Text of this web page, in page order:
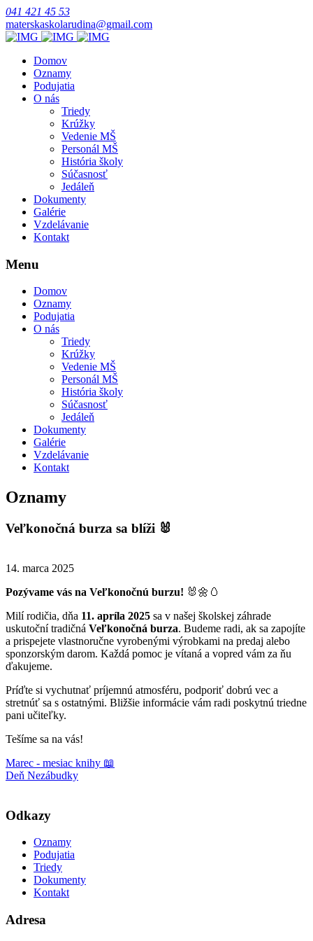
041 421 45 53
materskaskolarudina@gmail.com
Domov
Oznamy
Podujatia
O nás
Triedy
Krúžky
Vedenie MŠ
Personál MŠ
História školy
Súčasnosť
Jedáleň
Dokumenty
Galérie
Vzdelávanie
Kontakt
Menu
Domov
Oznamy
Podujatia
O nás
Triedy
Krúžky
Vedenie MŠ
Personál MŠ
História školy
Súčasnosť
Jedáleň
Dokumenty
Galérie
Vzdelávanie
Kontakt
Oznamy
Veľkonočná burza sa blíži 🐰
14. marca 2025
Pozývame vás na Veľkonočnú burzu! 🐰🌼🥚
Milí rodičia, dňa 11. apríla 2025 sa v našej školskej záhrade
uskutoční tradičná Veľkonočná burza. Budeme radi, ak sa zapojíte
a prispejete vlastnoručne vyrobenými výrobkami na predaj alebo
sponzorským darom. Každá pomoc je vítaná a vopred vám za ňu
ďakujeme.
Príďte si vychutnať príjemnú atmosféru, podporiť dobrú vec a
stretnúť sa s ostatnými. Bližšie informácie vám radi poskytnú triedne
pani učiteľky.
Tešíme sa na vás!
Marec - mesiac knihy 📖
Deň Nezábudky
Odkazy
Oznamy
Podujatia
Triedy
Dokumenty
Kontakt
Adresa